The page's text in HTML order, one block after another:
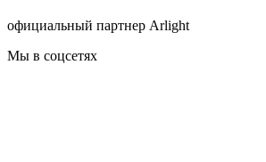
официальный партнер Arlight
Мы в соцсетях